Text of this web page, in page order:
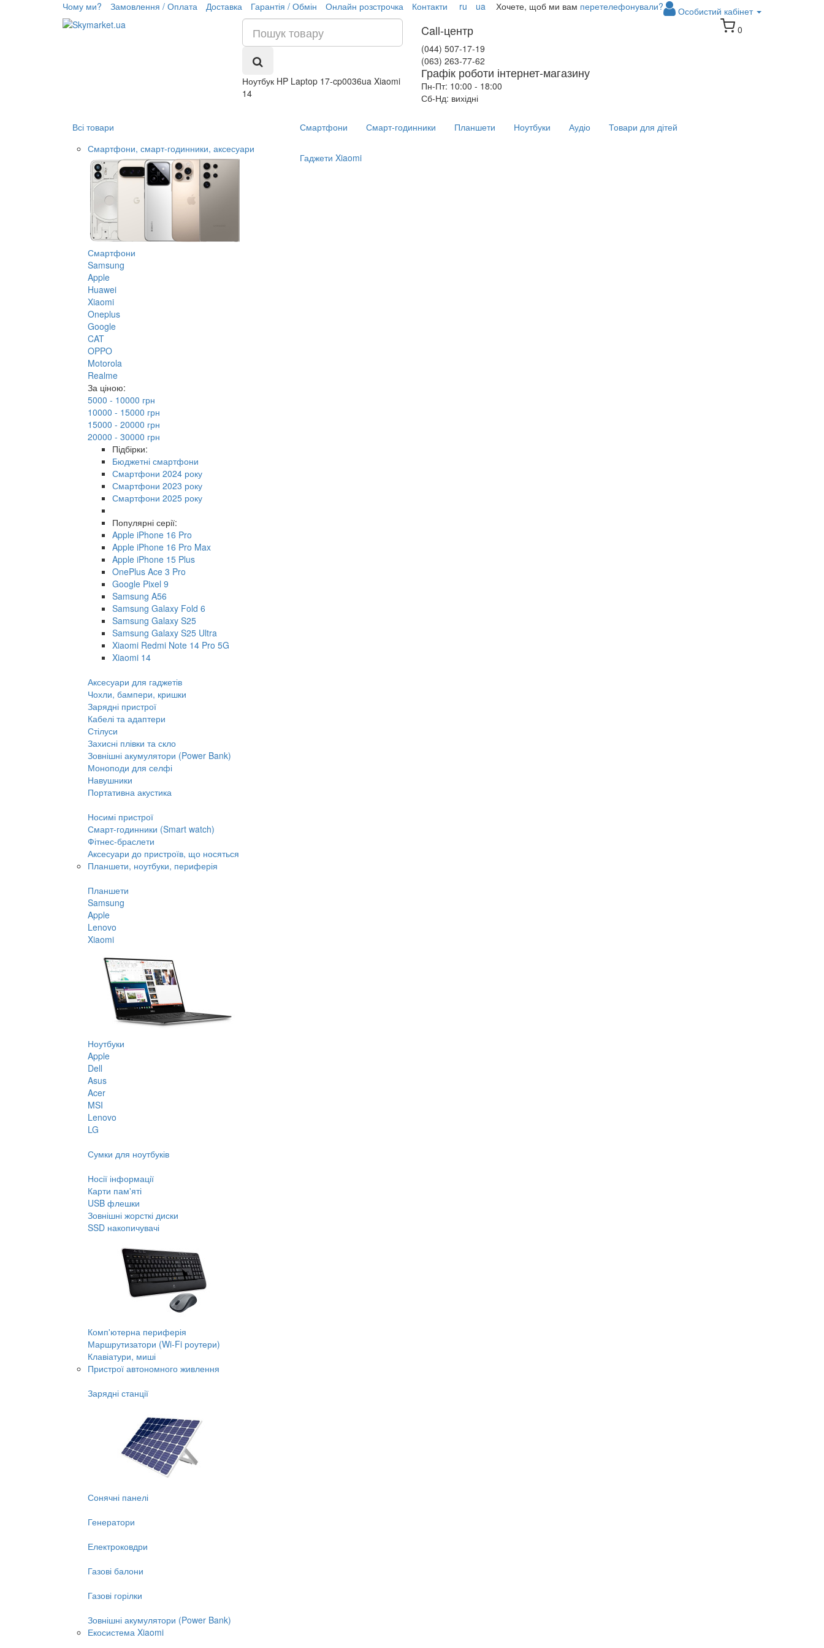
Чому ми? Замовлення / Оплата Доставка Гарантія / Обмін Онлайн розстрочка Контакти ru ua Особистий кабінет
Хочете, щоб ми вам перетелефонували?
Ноутбук HP Laptop 17-cp0036ua Xiaomi
14
Call-центр
(044) 507-17-19
(063) 263-77-62
Графік роботи інтернет-магазину
Пн-Пт: 10:00 - 18:00
Сб-Нд: вихідні
0
Всі товари
Смартфони, смарт-годинники, аксесуари
Смартфони
Samsung
Apple
Huawei
Xiaomi
Oneplus
Google
CAT
OPPO
Motorola
Realme
За ціною:
5000 - 10000 грн
10000 - 15000 грн
15000 - 20000 грн
20000 - 30000 грн
Підбірки:
Бюджетні смартфони
Смартфони 2024 року
Смартфони 2023 року
Смартфони 2025 року
Популярні серії:
Apple iPhone 16 Pro
Apple iPhone 16 Pro Max
Apple iPhone 15 Plus
OnePlus Ace 3 Pro
Google Pixel 9
Samsung A56
Samsung Galaxy Fold 6
Samsung Galaxy S25
Samsung Galaxy S25 Ultra
Xiaomi Redmi Note 14 Pro 5G
Xiaomi 14
Аксесуари для гаджетів
Чохли, бампери, кришки
Зарядні пристрої
Кабелі та адаптери
Стілуси
Захисні плівки та скло
Зовнішні акумулятори (Power Bank)
Моноподи для селфі
Навушники
Портативна акустика
Носимі пристрої
Смарт-годинники (Smart watch)
Фітнес-браслети
Аксесуари до пристроїв, що носяться
Планшети, ноутбуки, периферія
Планшети
Samsung
Apple
Lenovo
Xiaomi
Ноутбуки
Apple
Dell
Asus
Acer
MSI
Lenovo
LG
Сумки для ноутбуків
Носії інформації
Карти пам'яті
USB флешки
Зовнішні жорсткі диски
SSD накопичувачі
Комп'ютерна периферія
Маршрутизатори (Wi-Fi роутери)
Клавіатури, миші
Пристрої автономного живлення
Зарядні станції
Сонячні панелі
Генератори
Електроковдри
Газові балони
Газові горілки
Зовнішні акумулятори (Power Bank)
Екосистема Xiaomi
Смартфони Смарт-годинники Планшети Ноутбуки Аудіо Товари для дітей
Гаджети Xiaomi